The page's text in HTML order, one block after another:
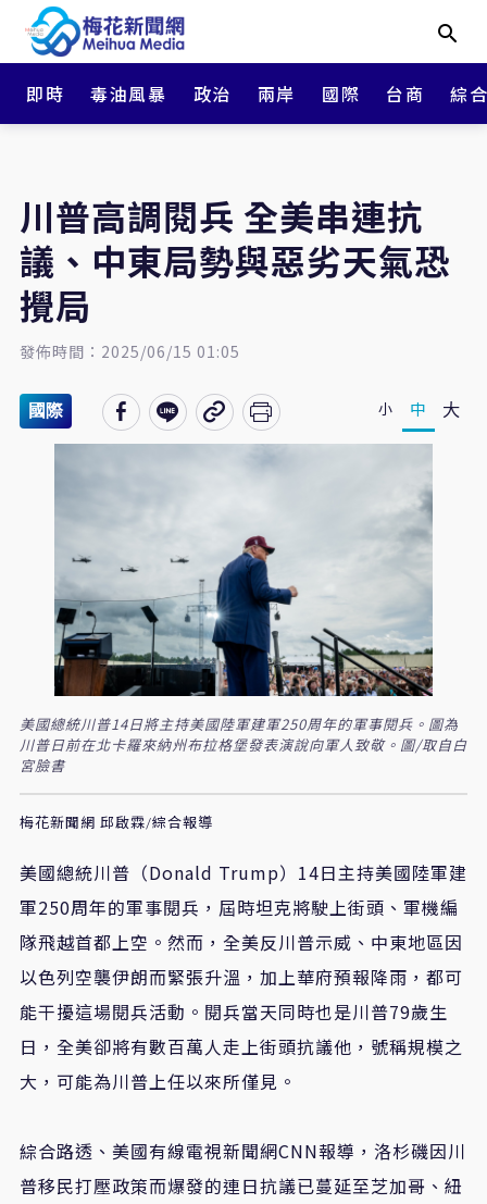
即時 毒油風暴 政治 兩岸 國際 台商 綜
川普高調閱兵 全美串連抗
議、中東局勢與惡劣天氣恐
攪局
發佈時間：2025/06/15 01:05
國際 小 中 大
美國總統川普14日將主持美國陸軍建軍250周年的軍事閱兵。圖為
川普日前在北卡羅來納州布拉格堡發表演說向軍人致敬。圖/取自白
宮臉書
梅花新聞網 邱啟霖/綜合報導
美國總統川普（Donald Trump）14日主持美國陸軍建
軍250周年的軍事閱兵，屆時坦克將駛上街頭、軍機編
隊飛越首都上空。然而，全美反川普示威、中東地區因
以色列空襲伊朗而緊張升溫，加上華府預報降雨，都可
能干擾這場閱兵活動。閱兵當天同時也是川普79歲生
日，全美卻將有數百萬人走上街頭抗議他，號稱規模之
大，可能為川普上任以來所僅見。
綜合路透、美國有線電視新聞網CNN報導，洛杉磯因川
普移民打壓政策而爆發的連日抗議已蔓延至芝加哥、紐